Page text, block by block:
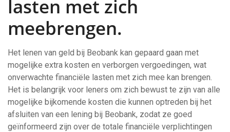
lasten met zich
meebrengen.
Het lenen van geld bij Beobank kan gepaard gaan met
mogelijke extra kosten en verborgen vergoedingen, wat
onverwachte financiële lasten met zich mee kan brengen.
Het is belangrijk voor leners om zich bewust te zijn van alle
mogelijke bijkomende kosten die kunnen optreden bij het
afsluiten van een lening bij Beobank, zodat ze goed
geïnformeerd zijn over de totale financiële verplichtingen